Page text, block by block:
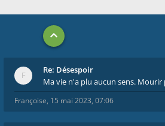
Re: Désespoir
Ma vie n'a plu aucun sens.
Françoise, 15 mai 2023, 07:06